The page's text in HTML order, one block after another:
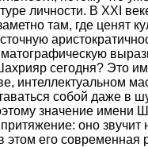
личности. В XXI
там, где ценят
сегодня? Это
интеллектуальном
собой даже в
значение имени
оно звучит
этом его современная